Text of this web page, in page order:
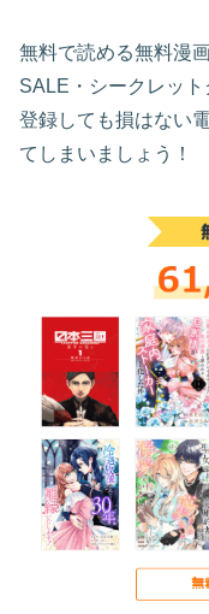
無料で読める無料漫
SALE・シークレット
登録しても損はない
てしまいましょう！